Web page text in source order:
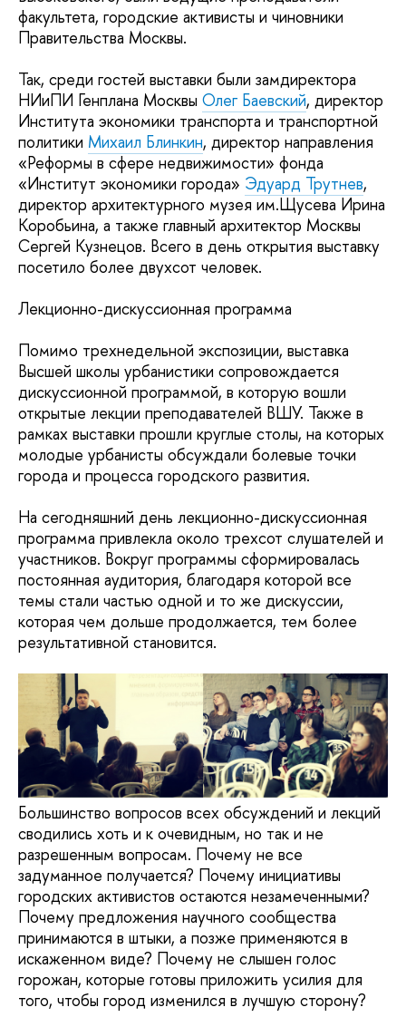
факультета, городские активисты и чиновники
Правительства Москвы.
Так, среди гостей выставки были замдиректора
НИиПИ Генплана Москвы Олег Баевский, директор
Института экономики транспорта и транспортной
политики Михаил Блинкин, директор направления
«Реформы в сфере недвижимости» фонда
«Институт экономики города» Эдуард Трутнев,
директор архитектурного музея им.Щусева Ирина
Коробьина, а также главный архитектор Москвы
Сергей Кузнецов. Всего в день открытия выставку
посетило более двухсот человек.
Лекционно-дискуссионная программа
Помимо трехнедельной экспозиции, выставка
Высшей школы урбанистики сопровождается
дискуссионной программой, в которую вошли
открытые лекции преподавателей ВШУ. Также в
рамках выставки прошли круглые столы, на которых
молодые урбанисты обсуждали болевые точки
города и процесса городского развития.
На сегодняшний день лекционно-дискуссионная
программа привлекла около трехсот слушателей и
участников. Вокруг программы сформировалась
постоянная аудитория, благодаря которой все
темы стали частью одной и то же дискуссии,
которая чем дольше продолжается, тем более
результативной становится.
Большинство вопросов всех обсуждений и лекций
сводились хоть и к очевидным, но так и не
разрешенным вопросам. Почему не все
задуманное получается? Почему инициативы
городских активистов остаются незамеченными?
Почему предложения научного сообщества
принимаются в штыки, а позже применяются в
искаженном виде? Почему не слышен голос
горожан, которые готовы приложить усилия для
того, чтобы город изменился в лучшую сторону?